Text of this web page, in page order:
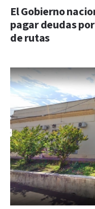
El Gobierno
pagar deudas
de rutas